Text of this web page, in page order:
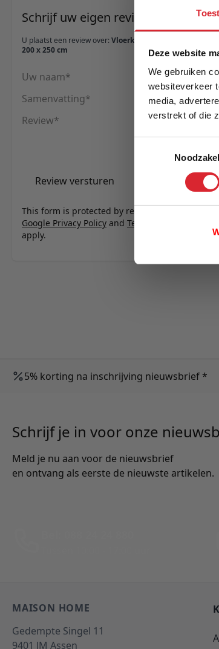
Deze website
We gebruiken
websiteverkeer
media,
verstrekt of die
Schrijf uw eigen review
U plaatst een review over: Vloerkleed Myla 5252 -
200 x 250 cm
Uw naam
Samenvatting
Review
Review versturen
This form is protected by reCAPTCHA - the
Google Privacy Policy and Terms of Service
apply.
5% korting na inschrijving nieuwsbrief *
Schrijf je in voor onze
Meld je nu aan voor de nieuwsbrief
en ontvang als eerste de nieuwste artikelen.
MAISON HOME
Gedempte Singel 11
9401 JM Assen